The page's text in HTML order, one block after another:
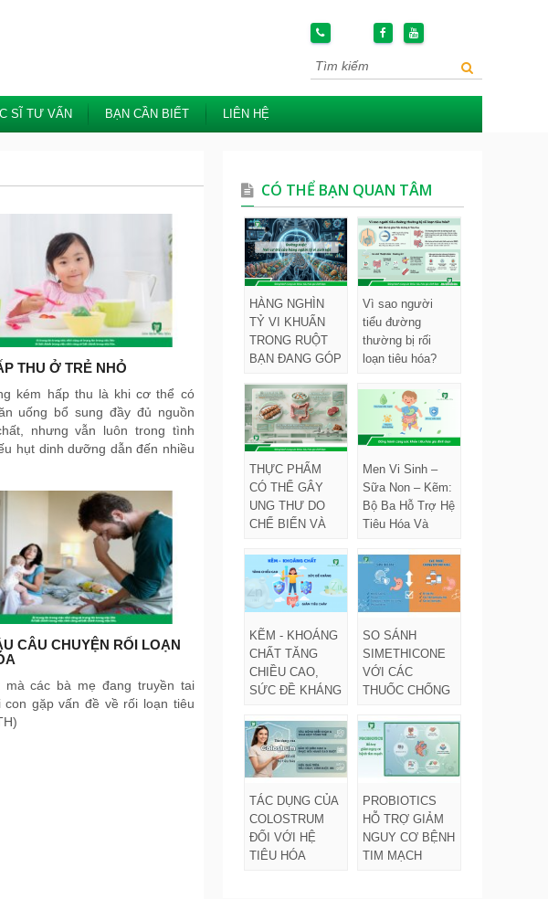
SĨ TƯ VẤN BẠN CẦN BIẾT LIÊN HỆ
THU Ở TRẺ NHỎ
kém hấp thu là khi cơ thể có
uống bổ sung đầy đủ nguồn
nhưng vẫn luôn trong tình
hụt dinh dưỡng dẫn đến nhiều
CÂU CHUYỆN RỐI LOẠN
mà các bà mẹ đang truyền tai
con gặp vấn đề về rối loạn tiêu
CÓ THỂ BẠN QUAN TÂM
HÀNG NGHÌN
TỶ VI KHUẨN
TRONG RUỘT
BẠN ĐANG GÓP
NGUY CƠ UNG
THƯ?
Vì sao người
tiểu đường
thường bị rối
loạn tiêu hóa?
THỰC PHẨM
CÓ THỂ GÂY
UNG THƯ DO
CHẾ BIẾN VÀ
KÉM
Men Vi Sinh –
Sữa Non – Kẽm:
Bộ Ba Hỗ Trợ Hệ
Tiêu Hóa Và
Trẻ Em
KẼM - KHOÁNG
CHẤT TĂNG
CHIỀU CAO,
SỨC ĐỀ KHÁNG
CHẢY Ở TRẺ
EM
SO SÁNH
SIMETHICONE
VỚI CÁC
THUỐC CHỐNG
VỀ MỨC ĐỘ AN
TOÀN VÀ TÁC
TÁC DỤNG CỦA
COLOSTRUM
ĐỐI VỚI HỆ
TIÊU HÓA
PROBIOTICS
HỖ TRỢ GIẢM
NGUY CƠ BỆNH
TIM MẠCH